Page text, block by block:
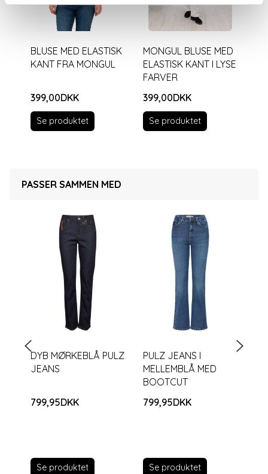
BLUSE MED ELASTISK
KANT FRA MONGUL
399,00DKK
Se produktet
MONGUL BLUSE MED
ELASTISK KANT I LYSE
FARVER
399,00DKK
Se produktet
PASSER SAMMEN MED
DYB MØRKEBLÅ PULZ
JEANS
799,95DKK
Se produktet
PULZ JEANS I
MELLEMBLÅ MED
BOOTCUT
799,95DKK
Se produktet